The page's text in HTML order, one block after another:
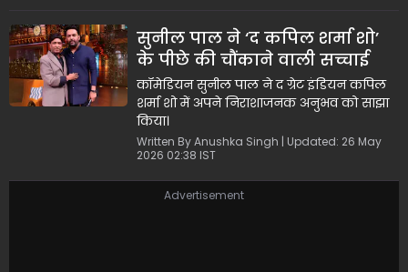
लगाई। करण कुंद्रा और फैंस को राखी का यह
बेबाक और कॉमेडी भरा अंदाज़ बेहद पसंद आ रहा है।
सुनील पाल ने ‘द कपिल शर्मा शो’
के पीछे की चौंकाने वाली सच्चाई
बताई
कॉमेडियन सुनील पाल ने द ग्रेट इंडियन कपिल
शर्मा शो में अपने निराशाजनक अनुभव को साझा
किया।
Written By Anushka Singh | Updated: 26 May
2026 02:38 IST
Advertisement